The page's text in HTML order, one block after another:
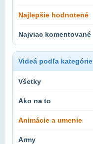
Najlepšie hodnotené
Najviac komentované
Videá podľa kategórie
Všetky
Ako na to
Animácie a umenie
Army